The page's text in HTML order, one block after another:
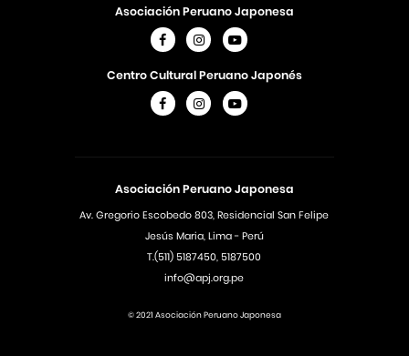
Asociación Peruano Japonesa
Av. Gregorio Escobedo 803, Residencial San Felipe
Jesús Maria, Lima - Perú
T.(511) 5187450, 5187500
info@apj.org.pe
Asociación Peruano Japonesa
Centro Cultural Peruano Japonés
© 2021 Asociación Peruano Japonesa